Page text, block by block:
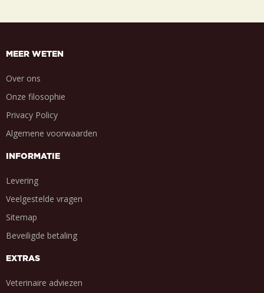
MEER WETEN
Over ons
Onze filosophie
Privacy Policy
Algemene voorwaarden
INFORMATIE
Levering
Veelgestelde vragen
Sitemap
Beveiligde betaling
EXTRAS
Veterinaire adviezen